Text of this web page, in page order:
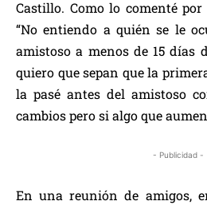
Castillo. Como lo comenté
“No entiendo a quién se le
amistoso a menos de 15 días
quiero que sepan que la
la pasé antes del amistoso
cambios pero si algo que
- Publicidad -
En una reunión de amigos,